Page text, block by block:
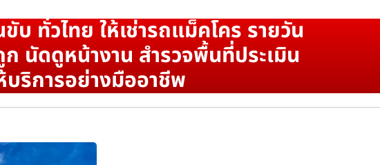
บ ทั่วไทย ให้เช่ารถแม็คโคร รายวัน
ก นัดดูหน้างาน สำรวจพื้นที่ประเมิน
บริการอย่างมืออาชีพ